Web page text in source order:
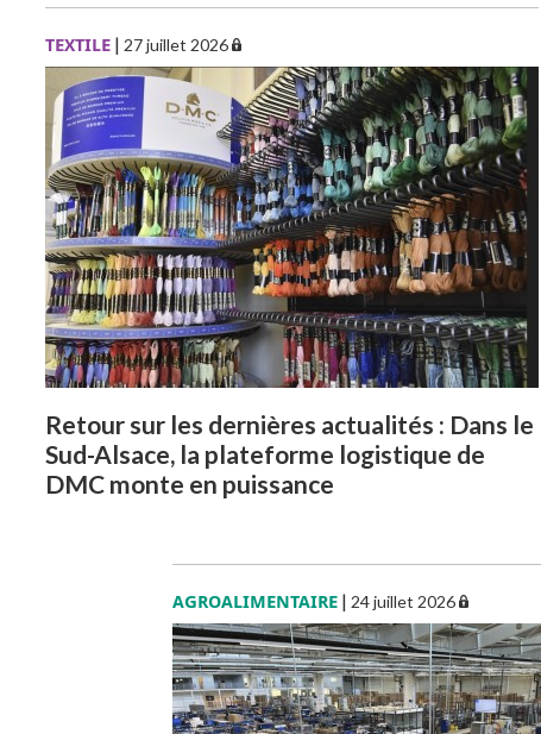
TEXTILE| 27 juillet 2026
Retour sur les dernières actualités : Dans le
Sud-Alsace, la plateforme logistique de
DMC monte en puissance
AGROALIMENTAIRE| 24 juillet 2026